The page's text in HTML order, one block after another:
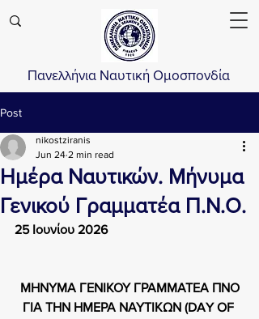
Πανελλήνια Ναυτική Ομοσπονδία
Post
Ημέρα Ναυτικών. Μήνυμα
Γενικού Γραμματέα Π.Ν.Ο.
nikostziranis
Jun 24 2 min read
25 Ιουνίου 2026
ΜΗΝΥΜΑ ΓΕΝΙΚΟΥ ΓΡΑΜΜΑΤΕΑ ΠΝΟ
ΓΙΑ ΤΗΝ ΗΜΕΡΑ ΝΑΥΤΙΚΩΝ (DAY OF